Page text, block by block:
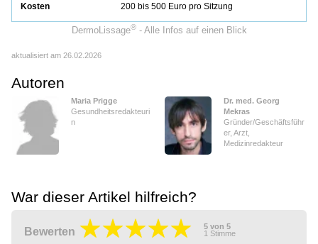
DermoLissage®- Alle Infos auf einen Blick
Kosten 200 bis 500 Euro pro Sitzung
aktualisiert am 26.02.2026
Autoren
Maria Prigge
Gesundheitsredakteuri
n
Dr. med. Georg
Mekras
Gründer/Geschäftsführ
er, Arzt,
Medizinredakteur
War dieser Artikel hilfreich?
Bewerten 5 von 5
1 Stimme